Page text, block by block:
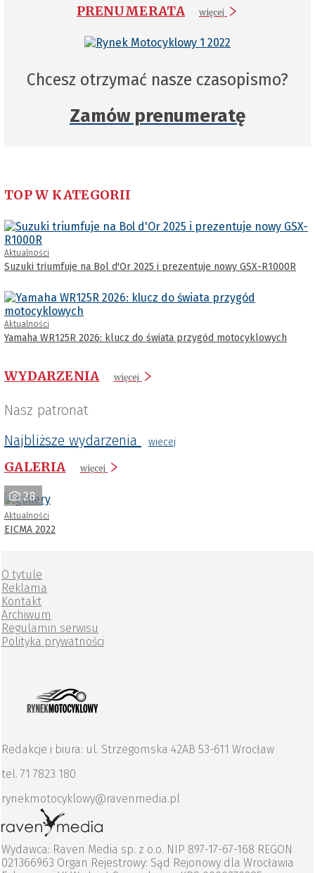
PRENUMERATA więcej
Chcesz otrzymać nasze czasopismo?
Zamów prenumeratę
TOP W KATEGORII
Aktualności
Suzuki triumfuje na Bol d'Or 2025 i prezentuje nowy GSX-R1000R
Aktualności
Yamaha WR125R 2026: klucz do świata przygód motocyklowych
WYDARZENIA więcej
Nasz patronat
Najbliższe wydarzenia
wiecej
GALERIA więcej
28
Aktualności
EICMA 2022
O tytule
Reklama
Kontakt
Archiwum
Regulamin serwisu
Polityka prywatności
Redakcje i biura: ul. Strzegomska 42AB 53-611 Wrocław
tel. 71 7823 180
rynekmotocyklowy@ravenmedia.pl
Wydawca: Raven Media sp. z o.o. NIP 897-17-67-168 REGON
021366963 Organ Rejestrowy: Sąd Rejonowy dla Wrocławia